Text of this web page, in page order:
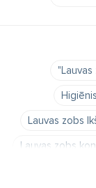
Lauvas zobs
Lauvas zobs